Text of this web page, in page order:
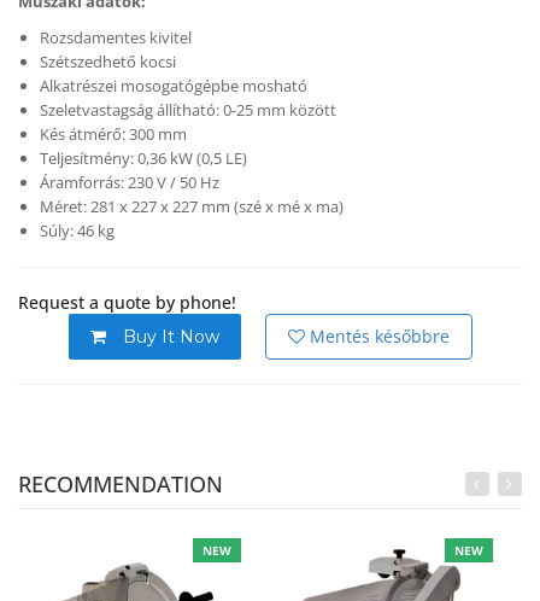
Rozsdamentes kivitel
Szétszedhető kocsi
Alkatrészei mosogatógépbe mosható
Szeletvastagság állítható: 0-25 mm között
Kés átmérő: 300 mm
Teljesítmény: 0,36 kW (0,5 LE)
Áramforrás: 230 V / 50 Hz
Méret: 281 x 227 x 227 mm (szé x mé x ma)
Súly: 46 kg
Request a quote by phone!
Buy It Now Mentés későbbre
RECOMMENDATION
NEW NEW